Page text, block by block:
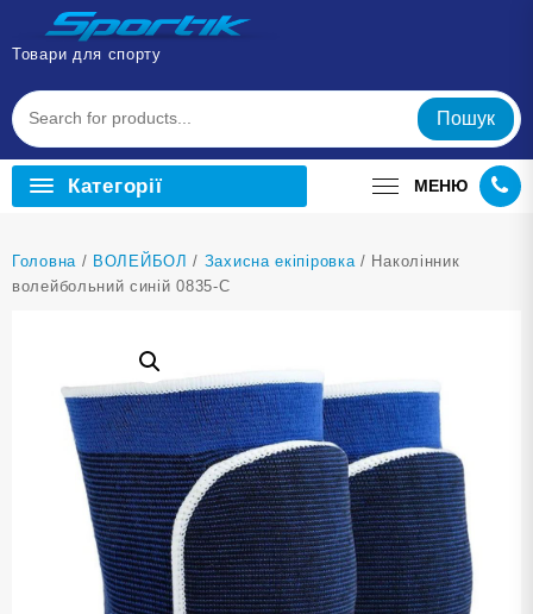
Перейти
вмісту
Товари для спорту
Пошук
Категорії МЕНЮ
Головна / ВОЛЕЙБОЛ / Захисна екіпіровка / Наколінник
волейбольний синій 0835-С